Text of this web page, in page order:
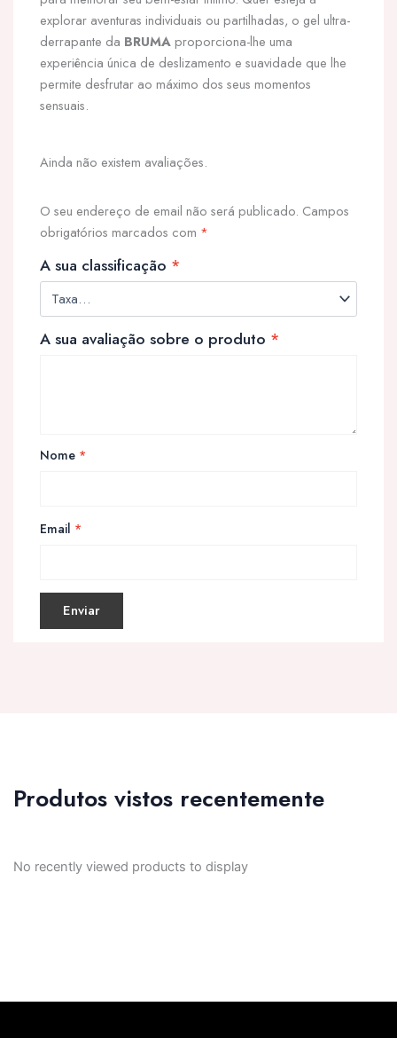
explorar aventuras individuais ou partilhadas, o gel ultra-
derrapante da BRUMA proporciona-lhe uma
experiência única de deslizamento e suavidade que lhe
permite desfrutar ao máximo dos seus momentos
sensuais.
Ainda não existem avaliações.
O seu endereço de email não será publicado. Campos
obrigatórios marcados com *
A sua classificação *
A sua avaliação sobre o produto *
Nome *
Email *
Produtos vistos recentemente
No recently viewed products to display